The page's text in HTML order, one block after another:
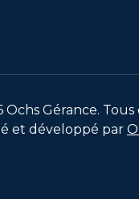
Gérance. Tous
et développé par